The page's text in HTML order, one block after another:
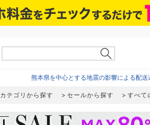
熊本県を中心とする地震の影響による配
カテゴリから探す セールから探す すべて